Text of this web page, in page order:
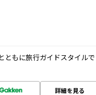
ともに旅行ガイドスタイルで
詳細を見る